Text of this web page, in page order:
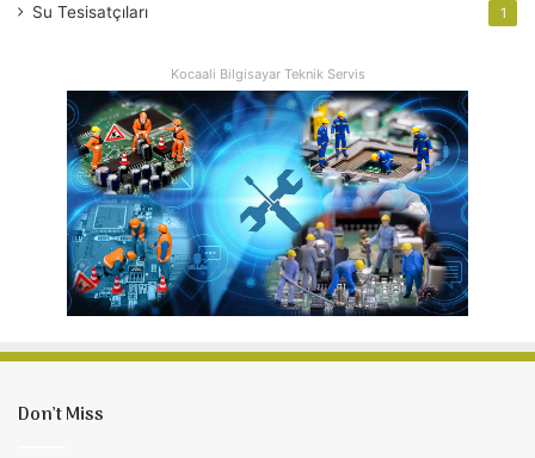
Su Tesisatçıları 1
Kocaali Bilgisayar Teknik Servis
Don’t Miss